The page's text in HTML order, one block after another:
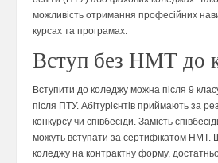
можливість отримання професійних
курсах та програмах.
Вступ без НМТ до
Вступити до коледжу можна після 9
після ПТУ. Абітурієнтів приймають за
конкурсу чи співбесіди. Замість
можуть вступати за сертифікатом НМТ.
коледжу на контрактну форму,